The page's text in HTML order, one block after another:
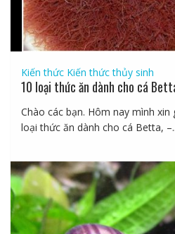
Kiến thức Kiến thức thủy sinh
10 loại thức ăn dành cho cá
Chào các bạn. Hôm nay mình
loại thức ăn dành cho cá Betta,